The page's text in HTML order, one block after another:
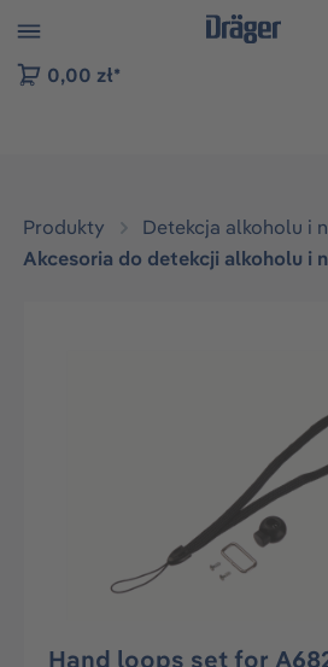
do nawigacji na platformie B2B
0,00 zł*
Produkty
Detekcja alkoholu i
Akcesoria do detekcji alkoholu i
Hand loops set for